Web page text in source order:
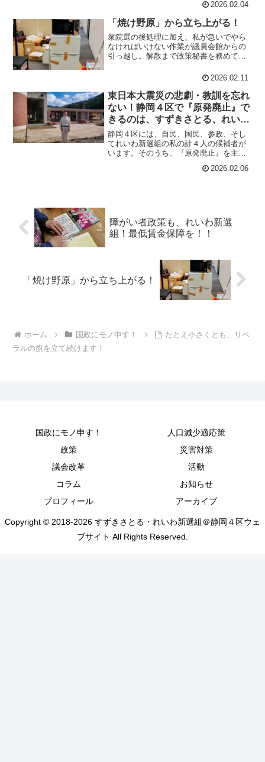
（静岡市清水区、富士市の一部（旧富士
川町）、富士宮市）を駆け回っていま
す！★れいわ新選組党本部による次期衆
院選公認候補予定者紹介記者会見（令和
８年１月２２日）
2026.02.04
「焼け野原」から立ち上がる！
衆院選の後処理に加え、私が急いでやら
なければいけない作業が議員会館からの
引っ越し。解散まで政策秘書を務めてい
き上げです。■衆議院第一議員会館３０９
票日からわずか４日間（１２日まで！）
で事務所を空けなければいけないという
忙しい日程
2026.02.11
東日本大震災の悲劇・教訓を忘れ
ない！静岡４区で『原発廃止』で
きるのは、すずきさとる、れいわ
新選組だけ！！
静岡４区には、自民、国民、参政、そし
てれいわ新選組の私の計４人の候補者が
います。そのうち、『原発廃止』を主張
れいわ新選組だけです！※国民や参政等
2026.02.06
障がい者政策も、れいわ新選
組！最低賃金保障を！！
「焼け野原」から立ち上がる！
ホーム 国政にモノ申す！
たとえ小さくとも、リベ
ラルの旗を立て続けます！
国政にモノ申す！
人口減少適応策
政策
災害対策
議会改革
活動
コラム
お知らせ
プロフィール
アーカイブ
Copyright © 2018-2026 すずきさとる・れいわ新選組＠静岡４区ウェ
ブサイト All Rights Reserved.